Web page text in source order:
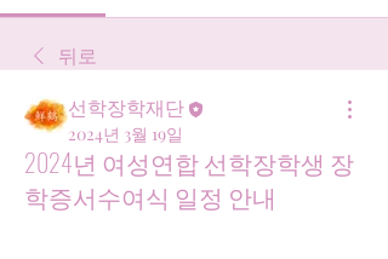
뒤로
선학장학재단
2024년 3월 19일
2024년 여성연합 선학장학생 장
학증서수여식 일정 안내